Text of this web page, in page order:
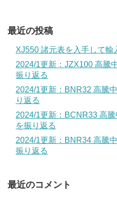
最近の投稿
XJ550 諸元表を入手して輸
2024/1更新：JZX100 高騰
振り返る
2024/1更新：BNR32 高騰
り返る
2024/1更新：BCNR33 高
を振り返る
2024/1更新：BNR34 高騰
振り返る
最近のコメント